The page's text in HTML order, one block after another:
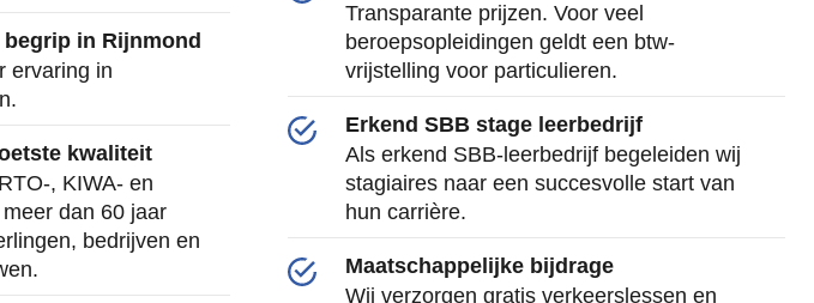
in Rijnmond
ervaring in
kwaliteit
, KIWA- en
dan 60 jaar
bedrijven en
Transparante prijzen. Voor veel
beroepsopleidingen geldt een btw-
vrijstelling voor particulieren.
Erkend SBB stage leerbedrijf
Als erkend SBB-leerbedrijf begeleiden wij
stagiaires naar een succesvolle start van
hun carrière.
Maatschappelijke bijdrage
Wij verzorgen gratis verkeerslessen en